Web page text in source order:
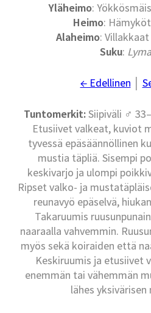
Yläheimo:
Heimo:
Alaheimo:
Suku:
← Edellinen
Tuntomerkit:Siipiväli ♂
Etusiivet valkeat, kuviot
tyvessä epäsäännöllinen
mustia täpliä. Sisempi
keskivarjo ja ulompi
Ripset valko- ja
reunavyö epäselvä,
Takaruumis
naaraalla vahvemmin.
myös sekä koiraiden että
Keskiruumis ja etusiivet
enemmän tai vähemmän
lähes